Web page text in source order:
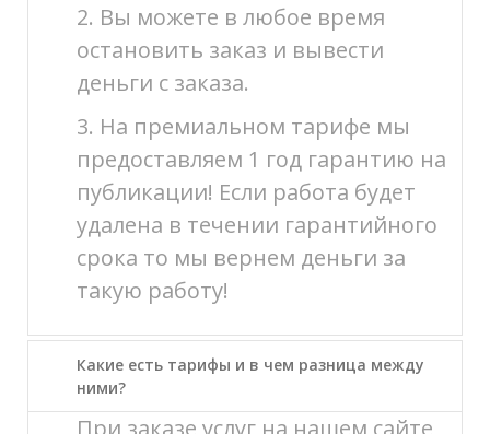
2. Вы можете в любое время
остановить заказ и вывести
деньги с заказа.
3. На премиальном тарифе мы
предоставляем 1 год гарантию на
публикации! Если работа будет
удалена в течении гарантийного
срока то мы вернем деньги за
такую работу!
Какие есть тарифы и в чем разница между
ними?
При заказе услуг на нашем сайте